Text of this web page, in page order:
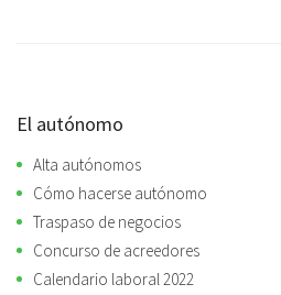
El autónomo
Alta autónomos
Cómo hacerse autónomo
Traspaso de negocios
Concurso de acreedores
Calendario laboral 2022